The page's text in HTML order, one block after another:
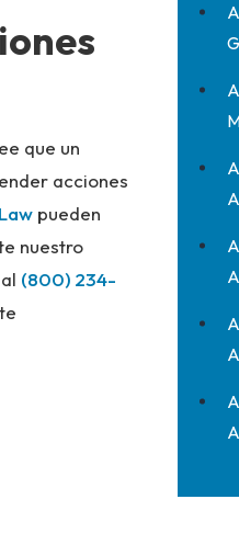
que un
acciones
pueden
nuestro
(800) 234-